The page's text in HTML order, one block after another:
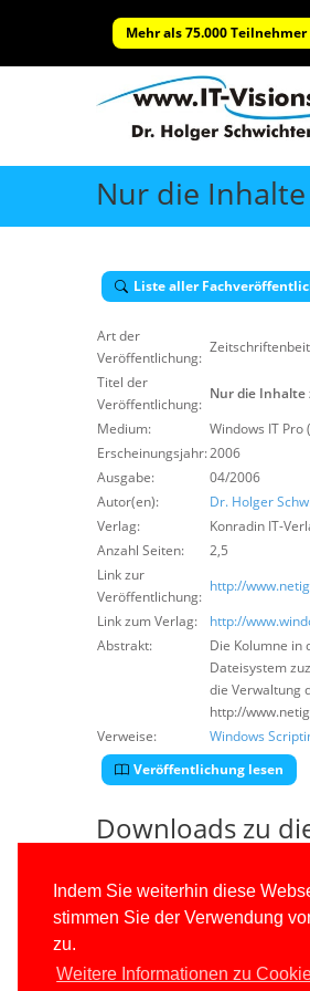
Indem Sie weiterhin diese
stimmen Sie der Verwendung
zu.
Weitere Informationen zu
Mehr als 75.000 Teilnehmer
Nur die
Liste aller
Art der
Veröffentlichung:
Titel der
Veröffentlichung:
Nur die Inhalte
Medium:
Windows IT Pro
Erscheinungsjahr:2006
Ausgabe:
04/2006
Autor(en):
Dr. Holger
Verlag:
Konradin IT-
Anzahl Seiten:
2,5
Link zur
Veröffentlichung:
http://
Link zum Verlag:
http://
Abstrakt:
Die Kolumne in
Dateisystem
die Verwaltung
http://
Verweise:
Windows
Veröffentlichung lesen
Downloads zu